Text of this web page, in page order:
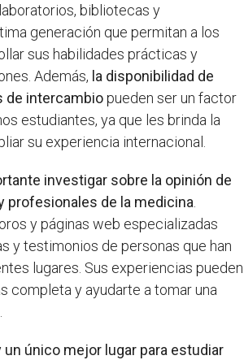
bibliotecas y
generación que permitan a los
sus habilidades prácticas y
Además, la disponibilidad de
de intercambiopueden ser un factor
estudiantes, ya que les brinda la
su experiencia internacional.
investigar sobre la opinión de
profesionales de la medicina
y páginas web especializadas
y testimonios de personas que han
lugares. Sus experiencias pueden
completa y ayudarte a tomar una
un único mejor lugar para estudiar